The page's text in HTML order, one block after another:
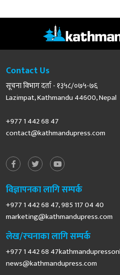
Contact Us
सूचना विभाग दर्ता - १३५८/०७५-७६
Lazimpat, Kathmandu 44600, Nepal
+977 1 442 68 47
contact@kathmandupress.com
विज्ञापनका लागि सम्पर्क
+977 1 442 68 47, 985 117 04 40
marketing@kathmandupress.com
लेख/रचनाका लागि सम्पर्क
+977 1 442 68
news@kathmandupress.com